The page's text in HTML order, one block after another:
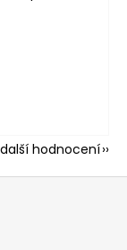
hvězdiček.
hodnocení